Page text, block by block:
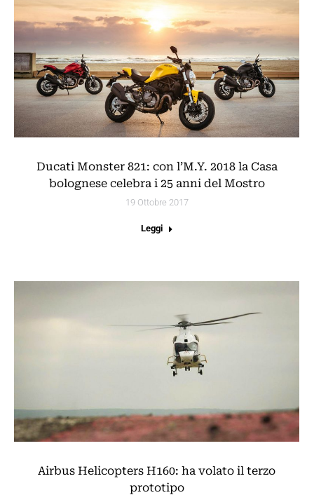
Ducati Monster 821: con l’M.Y. 2018 la Casa
bolognese celebra i 25 anni del Mostro
19 Ottobre 2017
Leggi
Airbus Helicopters H160: ha volato il terzo
prototipo